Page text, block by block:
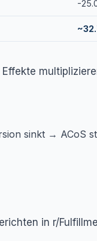
-
sinkt → ACoS
in r/